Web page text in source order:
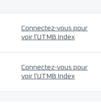
Connectez-vous pour
voir l'UTMB Index
Connectez-vous pour
voir l'UTMB Index